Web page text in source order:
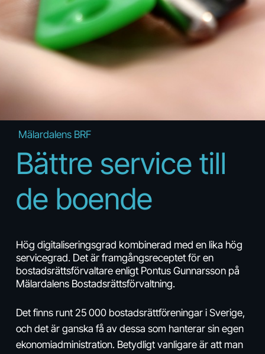
Mälardalens BRF
Bättre service till
de boende
Hög digitaliseringsgrad kombinerad med en lika hög
servicegrad. Det är framgångsreceptet för en
bostadsrättsförvaltare enligt Pontus Gunnarsson på
Mälardalens Bostadsrättsförvaltning.
Det finns runt 25 000 bostadsrättföreningar i Sverige,
och det är ganska få av dessa som hanterar sin egen
ekonomiadministration. Betydligt vanligare är att man